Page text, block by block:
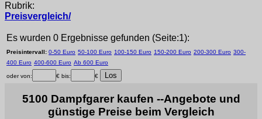
Rubrik:
Preisvergleich/
Es wurden 0 Ergebnisse gefunden (Seite:1):
Preisintervall: 0-50 Euro 50-100 Euro 100-150 Euro 150-200 Euro 200-300 Euro 300-
400 Euro 400-600 Euro Ab 600 Euro
oder von: € bis: €
5100 Dampfgarer kaufen --Angebote und
günstige Preise beim Vergleich